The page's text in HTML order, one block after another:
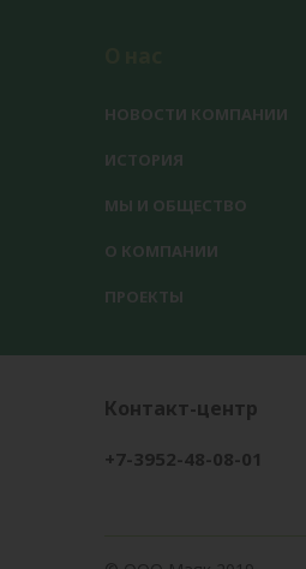
НОВОСТИ КОМПАНИИ
ИСТОРИЯ
МЫ И ОБЩЕСТВО
О КОМПАНИИ
ПРОЕКТЫ
Контакт-центр
+7-3952-48-08-01